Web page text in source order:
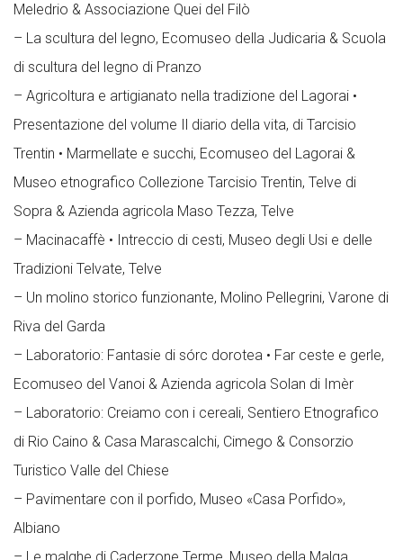
Meledrio & Associazione Quei del Filò
– La scultura del legno, Ecomuseo della Judicaria & Scuola
di scultura del legno di Pranzo
– Agricoltura e artigianato nella tradizione del Lagorai •
Presentazione del volume Il diario della vita, di Tarcisio
Trentin • Marmellate e succhi, Ecomuseo del Lagorai &
Museo etnografico Collezione Tarcisio Trentin, Telve di
Sopra & Azienda agricola Maso Tezza, Telve
– Macinacaffè • Intreccio di cesti, Museo degli Usi e delle
Tradizioni Telvate, Telve
– Un molino storico funzionante, Molino Pellegrini, Varone di
Riva del Garda
– Laboratorio: Fantasie di sórc dorotea • Far ceste e gerle,
Ecomuseo del Vanoi & Azienda agricola Solan di Imèr
– Laboratorio: Creiamo con i cereali, Sentiero Etnografico
di Rio Caino & Casa Marascalchi, Cimego & Consorzio
Turistico Valle del Chiese
– Pavimentare con il porfido, Museo «Casa Porfido»,
Albiano